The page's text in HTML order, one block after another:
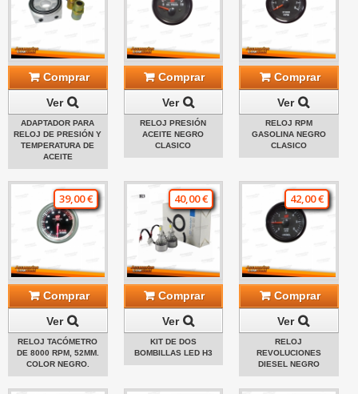
Comprar
Ver
ADAPTADOR PARA
RELOJ DE PRESIÓN Y
TEMPERATURA DE
ACEITE
Comprar
Ver
RELOJ PRESIÓN
ACEITE NEGRO
CLASICO
Comprar
Ver
RELOJ RPM
GASOLINA NEGRO
CLASICO
39,00 €
Comprar
Ver
RELOJ TACÓMETRO
DE 8000 RPM, 52MM.
COLOR NEGRO.
40,00 €
Comprar
Ver
KIT DE DOS
BOMBILLAS LED H3
42,00 €
Comprar
Ver
RELOJ
REVOLUCIONES
DIESEL NEGRO